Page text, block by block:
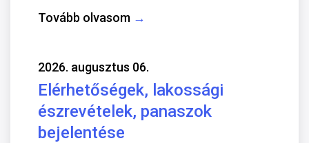
Tovább olvasom →
2026. augusztus 06.
Elérhetőségek, lakossági
észrevételek, panaszok
bejelentése